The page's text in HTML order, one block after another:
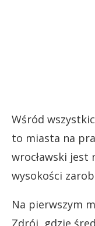
Wśród
to miasta na
wrocławski jest
wysokości
Na pierwszym
Zdrój, gdzie